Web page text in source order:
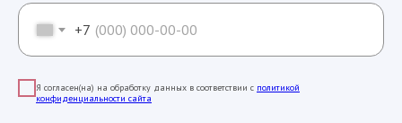
+7
Я согласен(на) на обработку данных в соответствии с политикой
конфиденциальности сайта